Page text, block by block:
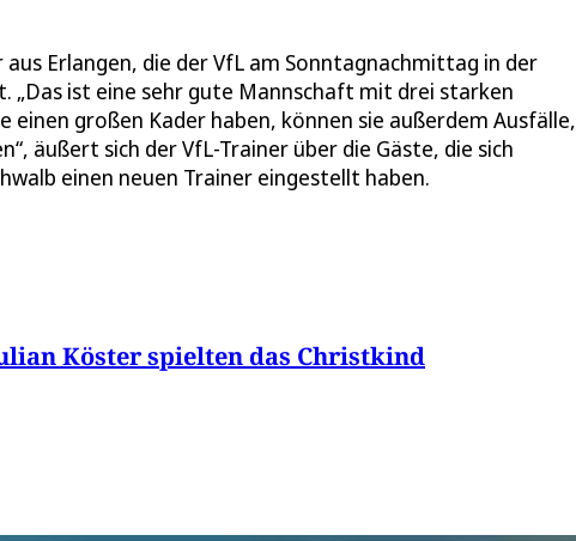
Erlangen, die der VfL am Sonntagnachmittag in der
„Das ist eine sehr gute Mannschaft mit drei starken
großen Kader haben, können sie außerdem Ausfälle,
äußert sich der VfL-Trainer über die Gäste, die sich
einen neuen Trainer eingestellt haben.
Köster spielten das Christkind